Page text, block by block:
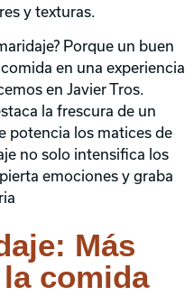
y texturas.
Porque un buen
en una experiencia
en Javier Tros.
la frescura de un
potencia los matices de
no solo intensifica los
emociones y graba
Más
comida